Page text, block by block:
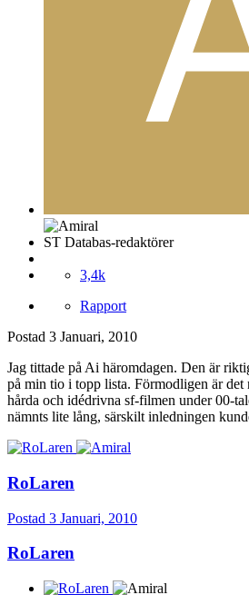
ST Databas-redaktörer
3,4k
Rapport
Postad 3 Januari, 2010
Jag tittade på Ai häromdagen. Den är
på min tio i topp lista. Förmodligen är det
hårda och idédrivna sf-filmen under 00-
nämnts lite lång, särskilt inledningen
RoLaren
Postad 3 Januari, 2010
RoLaren